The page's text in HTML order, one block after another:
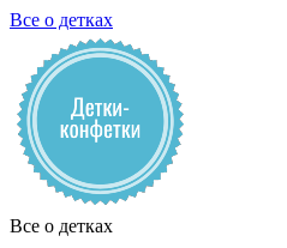
Все о детках
Все о детках